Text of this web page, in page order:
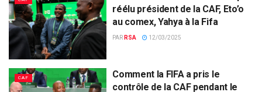
réélu président de la CAF, Eto’o
au comex, Yahya à la Fifa
PAR RSA 12/03/2025
CAF
Comment la FIFA a pris le
contrôle de la CAF pendant le